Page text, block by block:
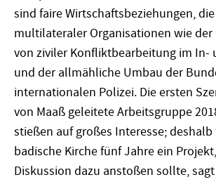
sind faire Wirtschaftsbeziehungen,
multilateraler Organisationen wie der
von ziviler Konfliktbearbeitung im In-
und der allmähliche Umbau der
internationalen Polizei. Die ersten
von Maaß geleitete Arbeitsgruppe
stießen auf großes Interesse;
badische Kirche fünf Jahre ein
Diskussion dazu anstoßen sollte,